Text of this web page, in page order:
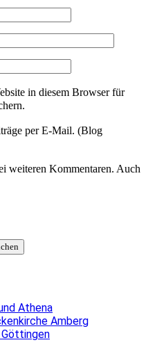
in diesem Browser für
per E-Mail. (Blog
weiteren Kommentaren. Auch
Athena
Amberg